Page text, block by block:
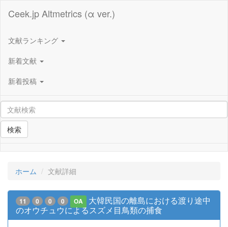
Ceek.jp Altmetrics (α ver.)
文献ランキング
新着文献
新着投稿
検索
ホーム 文献詳細
11 0 0 0 OA
大韓民国の離島における渡り途中
のオウチュウによるスズメ目鳥類の捕食